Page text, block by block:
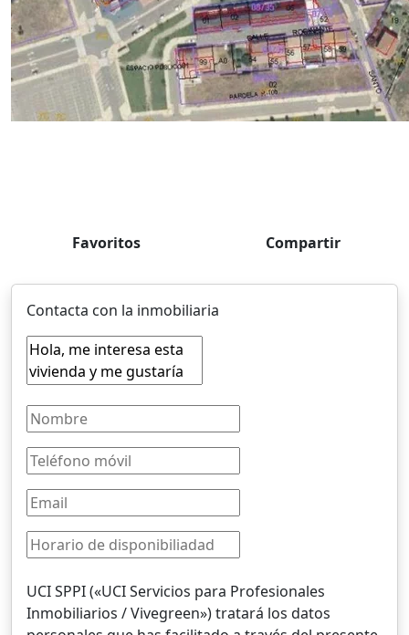
Favoritos Compartir
Contacta con la inmobiliaria
UCI SPPI («UCI Servicios para Profesionales
Inmobiliarios / Vivegreen») tratará los datos